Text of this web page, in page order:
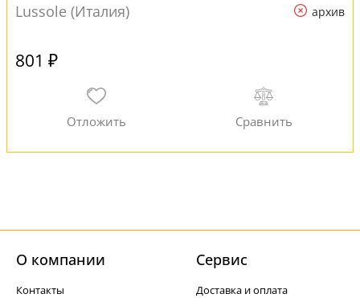
Lussole (Италия)
архив
801 ₽
О компании
Контакты
Cервис
Доставка и оплата